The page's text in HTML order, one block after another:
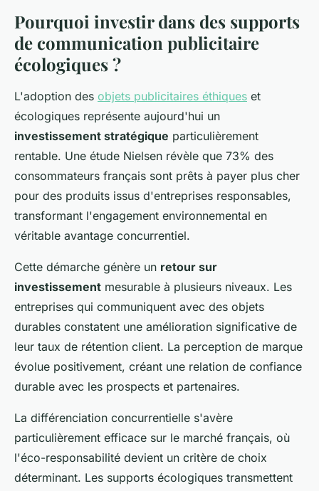
Pourquoi investir dans des supports
de communication publicitaire
écologiques ?
L'adoption des objets publicitaires éthiques et
écologiques représente aujourd'hui un
investissement stratégique particulièrement
rentable. Une étude Nielsen révèle que 73% des
consommateurs français sont prêts à payer plus cher
pour des produits issus d'entreprises responsables,
transformant l'engagement environnemental en
véritable avantage concurrentiel.
Cette démarche génère un retour sur
investissement mesurable à plusieurs niveaux. Les
entreprises qui communiquent avec des objets
durables constatent une amélioration significative de
leur taux de rétention client. La perception de marque
évolue positivement, créant une relation de confiance
durable avec les prospects et partenaires.
La différenciation concurrentielle s'avère
particulièrement efficace sur le marché français, où
l'éco-responsabilité devient un critère de choix
déterminant. Les supports écologiques transmettent